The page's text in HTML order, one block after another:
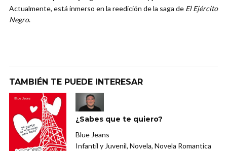
Actualmente, está inmerso en la reedición de la saga de El Ejército
Negro.
TAMBIÉN TE PUEDE INTERESAR
¿Sabes que te quiero?
Blue Jeans
Infantil y Juvenil, Novela, Novela Romantica